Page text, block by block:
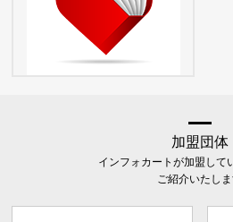
加盟団体
インフォカートが加盟して
ご紹介いたし